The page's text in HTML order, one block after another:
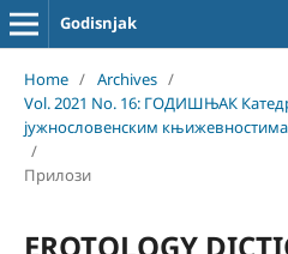
Godisnjak
Home / Archives /
Vol. 2021 No. 16: ГОДИШЊАК
јужнословенским књижевностима
/
Прилози